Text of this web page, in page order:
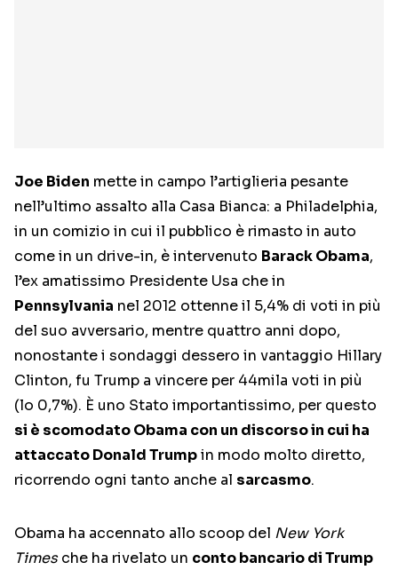
Joe Biden mette in campo l’artiglieria pesante
nell’ultimo assalto alla Casa Bianca: a Philadelphia,
in un comizio in cui il pubblico è rimasto in auto
come in un drive-in, è intervenuto Barack Obama,
l’ex amatissimo Presidente Usa che in
Pennsylvania nel 2012 ottenne il 5,4% di voti in più
del suo avversario, mentre quattro anni dopo,
nonostante i sondaggi dessero in vantaggio Hillary
Clinton, fu Trump a vincere per 44mila voti in più
(lo 0,7%). È uno Stato importantissimo, per questo
si è scomodato Obama con un discorso in cui ha
attaccato Donald Trumpin modo molto diretto,
ricorrendo ogni tanto anche al sarcasmo.
Obama ha accennato allo scoop del New York
Timesche ha rivelato un conto bancario di Trump